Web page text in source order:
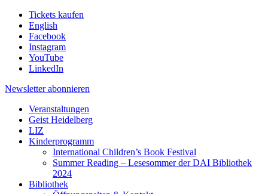
Tickets kaufen
English
Facebook
Instagram
YouTube
LinkedIn
Newsletter abonnieren
Veranstaltungen
Geist Heidelberg
LIZ
Kinderprogramm
International Children’s Book Festival
Summer Reading – Lesesommer der DAI Bibliothek
2024
Bibliothek